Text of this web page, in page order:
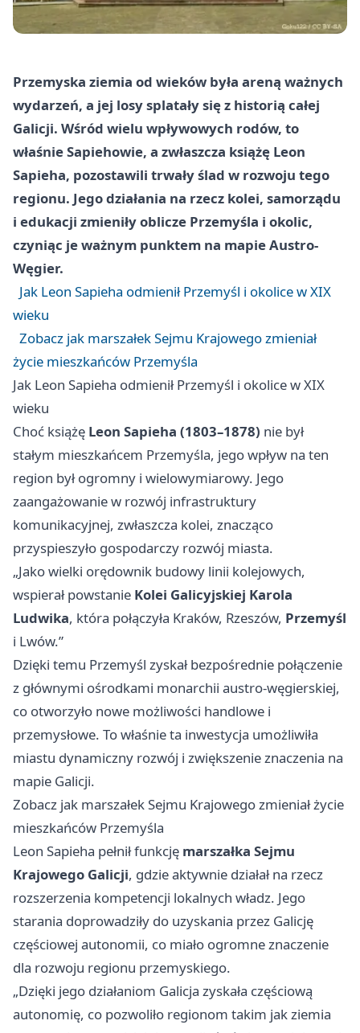
Przemyska ziemia od wieków była areną ważnych
wydarzeń, a jej losy splatały się z historią całej
Galicji. Wśród wielu wpływowych rodów, to
właśnie Sapiehowie, a zwłaszcza książę Leon
Sapieha, pozostawili trwały ślad w rozwoju tego
regionu. Jego działania na rzecz kolei, samorządu
i edukacji zmieniły oblicze Przemyśla i okolic,
czyniąc je ważnym punktem na mapie Austro-
Węgier.
Jak Leon Sapieha odmienił Przemyśl i okolice w XIX
wieku
Zobacz jak marszałek Sejmu Krajowego zmieniał
życie mieszkańców Przemyśla
Jak Leon Sapieha odmienił Przemyśl i okolice w XIX
wieku
Choć książę Leon Sapieha (1803–1878) nie był
stałym mieszkańcem Przemyśla, jego wpływ na ten
region był ogromny i wielowymiarowy. Jego
zaangażowanie w rozwój infrastruktury
komunikacyjnej, zwłaszcza kolei, znacząco
przyspieszyło gospodarczy rozwój miasta.
„Jako wielki orędownik budowy linii kolejowych,
wspierał powstanie Kolei Galicyjskiej Karola
Ludwika, która połączyła Kraków, Rzeszów, Przemyśl
i Lwów.”
Dzięki temu Przemyśl zyskał bezpośrednie połączenie
z głównymi ośrodkami monarchii austro-węgierskiej,
co otworzyło nowe możliwości handlowe i
przemysłowe. To właśnie ta inwestycja umożliwiła
miastu dynamiczny rozwój i zwiększenie znaczenia na
mapie Galicji.
Zobacz jak marszałek Sejmu Krajowego zmieniał życie
mieszkańców Przemyśla
Leon Sapieha pełnił funkcję marszałka Sejmu
Krajowego Galicji, gdzie aktywnie działał na rzecz
rozszerzenia kompetencji lokalnych władz. Jego
starania doprowadziły do uzyskania przez Galicję
częściowej autonomii, co miało ogromne znaczenie
dla rozwoju regionu przemyskiego.
„Dzięki jego działaniom Galicja zyskała częściową
autonomię, co pozwoliło regionom takim jak ziemia